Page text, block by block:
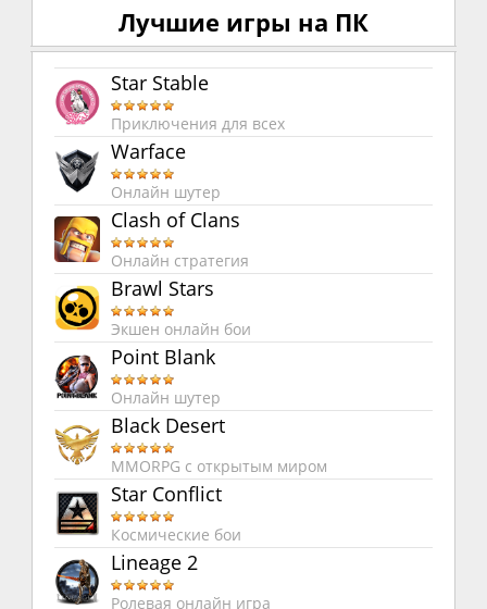
Лучшие игры на ПК
Star Stable
Приключения для всех
Warface
Онлайн шутер
Clash of Clans
Онлайн стратегия
Brawl Stars
Экшен онлайн бои
Point Blank
Онлайн шутер
Black Desert
MMORPG с открытым миром
Star Conflict
Космические бои
Lineage 2
Ролевая онлайн игра